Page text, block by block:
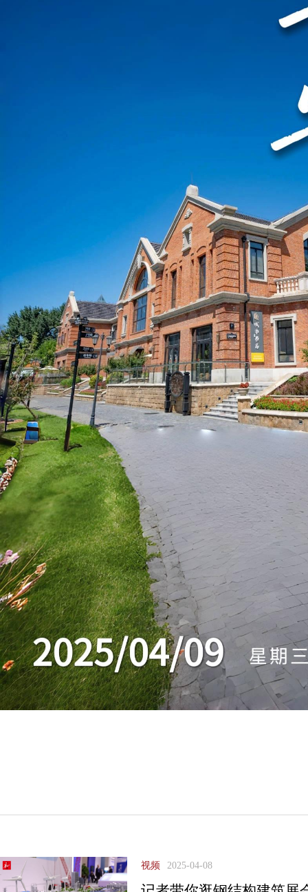
视频 2025-04-08